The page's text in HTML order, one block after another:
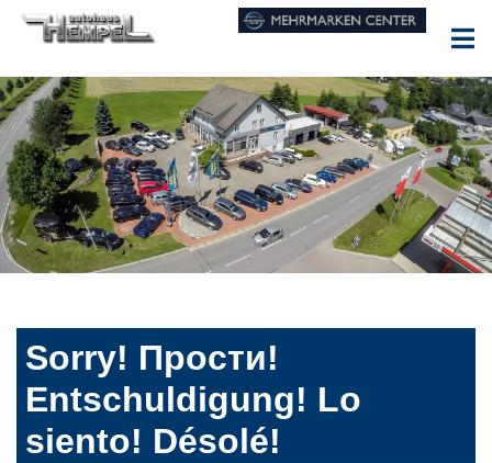
Sorry! Прости!
Entschuldigung! Lo
siento! Désolé!